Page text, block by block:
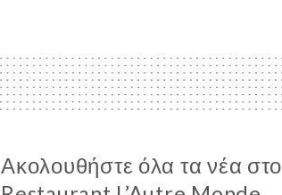
Ακολουθήστε όλα τα νέα στο